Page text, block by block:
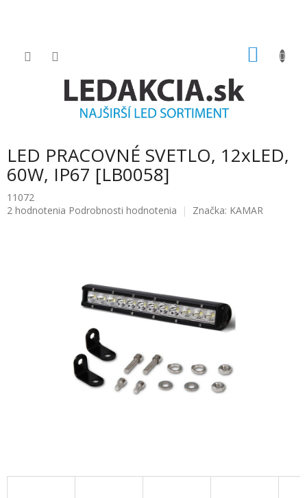
LED PRACOVNÉ SVETLO, 12xLED,
60W, IP67 [LB0058]
11072
Priemerné
2 hodnotenia Podrobnosti hodnotenia Značka: KAMAR